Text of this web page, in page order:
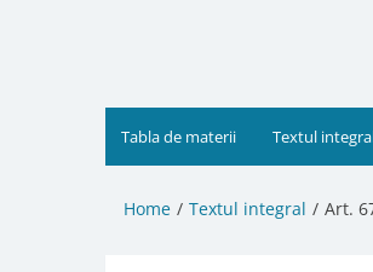
Tabla de materii Textul
Home Textul integral Art.